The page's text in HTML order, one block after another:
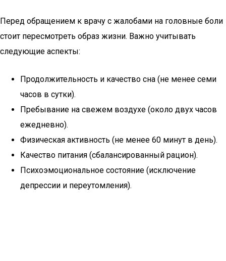
Перед обращением к врачу с жалобами на головные боли
стоит пересмотреть образ жизни. Важно учитывать
следующие аспекты:
Продолжительность и качество сна (не менее семи
часов в сутки).
Пребывание на свежем воздухе (около двух часов
ежедневно).
Физическая активность (не менее 60 минут в день).
Качество питания (сбалансированный рацион).
Психоэмоциональное состояние (исключение
депрессии и переутомления).